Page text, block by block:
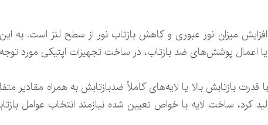
میزان نور عبوری و کاهش بازتاب نور از سطح لنز است. به
اعمال پوشش‌های ضد بازتاب، در ساخت تجهیزات اپتیکی مورد
بازتابش بالا یا لایه‌های کاملاً ضدبازتابش به همراه مقادیر
ساخت لایه با خواص تعیین شده نیازمند انتخاب عوامل